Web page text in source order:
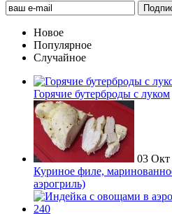
Новое
Популярное
Случайное
Горячие бутерброды с луком
03 Окт
Куриное филе,
аэрогриль)